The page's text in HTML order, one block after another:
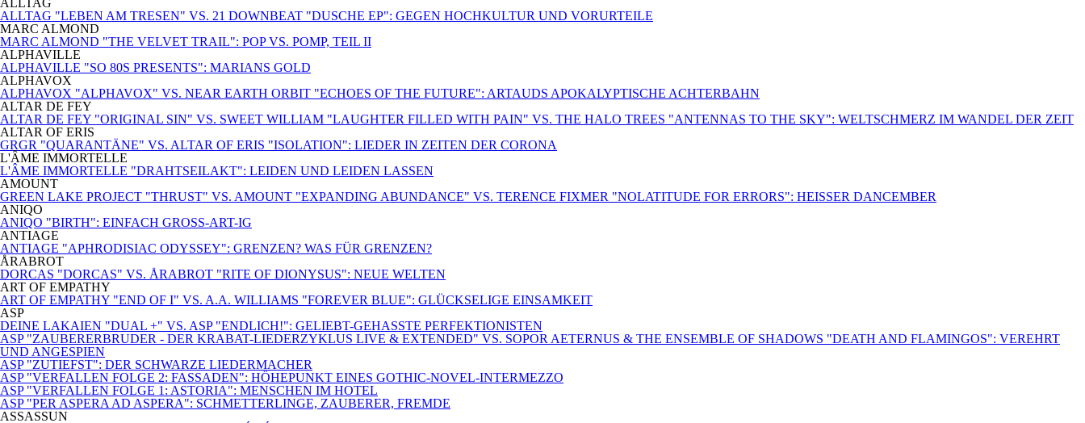
ALLTAG
ALLTAG "LEBEN AM TRESEN" VS. 21 DOWNBEAT "DUSCHE EP": GEGEN HOCHKULTUR UND VORURTEILE
MARC ALMOND
MARC ALMOND "THE VELVET TRAIL": POP VS. POMP, TEIL II
ALPHAVILLE
ALPHAVILLE "SO 80S PRESENTS": MARIANS GOLD
ALPHAVOX
ALPHAVOX "ALPHAVOX" VS. NEAR EARTH ORBIT "ECHOES OF THE FUTURE": ARTAUDS APOKALYPTISCHE ACHTERBAHN
ALTAR DE FEY
ALTAR DE FEY "ORIGINAL SIN" VS. SWEET WILLIAM "LAUGHTER FILLED WITH PAIN" VS. THE HALO TREES "ANTENNAS TO THE SKY": WELTSCHMERZ IM WANDEL DER ZEIT
ALTAR OF ERIS
GRGR "QUARANTÄNE" VS. ALTAR OF ERIS "ISOLATION": LIEDER IN ZEITEN DER CORONA
L'ÂME IMMORTELLE
L'ÂME IMMORTELLE "DRAHTSEILAKT": LEIDEN UND LEIDEN LASSEN
AMOUNT
GREEN LAKE PROJECT "THRUST" VS. AMOUNT "EXPANDING ABUNDANCE" VS. TERENCE FIXMER "NOLATITUDE FOR ERRORS": HEISSER DANCEMBER
ANIQO
ANIQO "BIRTH": EINFACH GROSS-ART-IG
ANTIAGE
ANTIAGE "APHRODISIAC ODYSSEY": GRENZEN? WAS FÜR GRENZEN?
ÅRABROT
DORCAS "DORCAS" VS. ÅRABROT "RITE OF DIONYSUS": NEUE WELTEN
ART OF EMPATHY
ART OF EMPATHY "END OF I" VS. A.A. WILLIAMS "FOREVER BLUE": GLÜCKSELIGE EINSAMKEIT
ASP
DEINE LAKAIEN "DUAL +" VS. ASP "ENDLICH!": GELIEBT-GEHASSTE PERFEKTIONISTEN
ASP "ZAUBERERBRUDER - DER KRABAT-LIEDERZYKLUS LIVE & EXTENDED" VS. SOPOR AETERNUS & THE ENSEMBLE OF SHADOWS "DEATH AND FLAMINGOS": VEREHRT
UND ANGESPIEN
ASP "ZUTIEFST": DER SCHWARZE LIEDERMACHER
ASP "VERFALLEN FOLGE 2: FASSADEN": HÖHEPUNKT EINES GOTHIC-NOVEL-INTERMEZZO
ASP "VERFALLEN FOLGE 1: ASTORIA": MENSCHEN IM HOTEL
ASP "PER ASPERA AD ASPERA": SCHMETTERLINGE, ZAUBERER, FREMDE
ASSASSUN